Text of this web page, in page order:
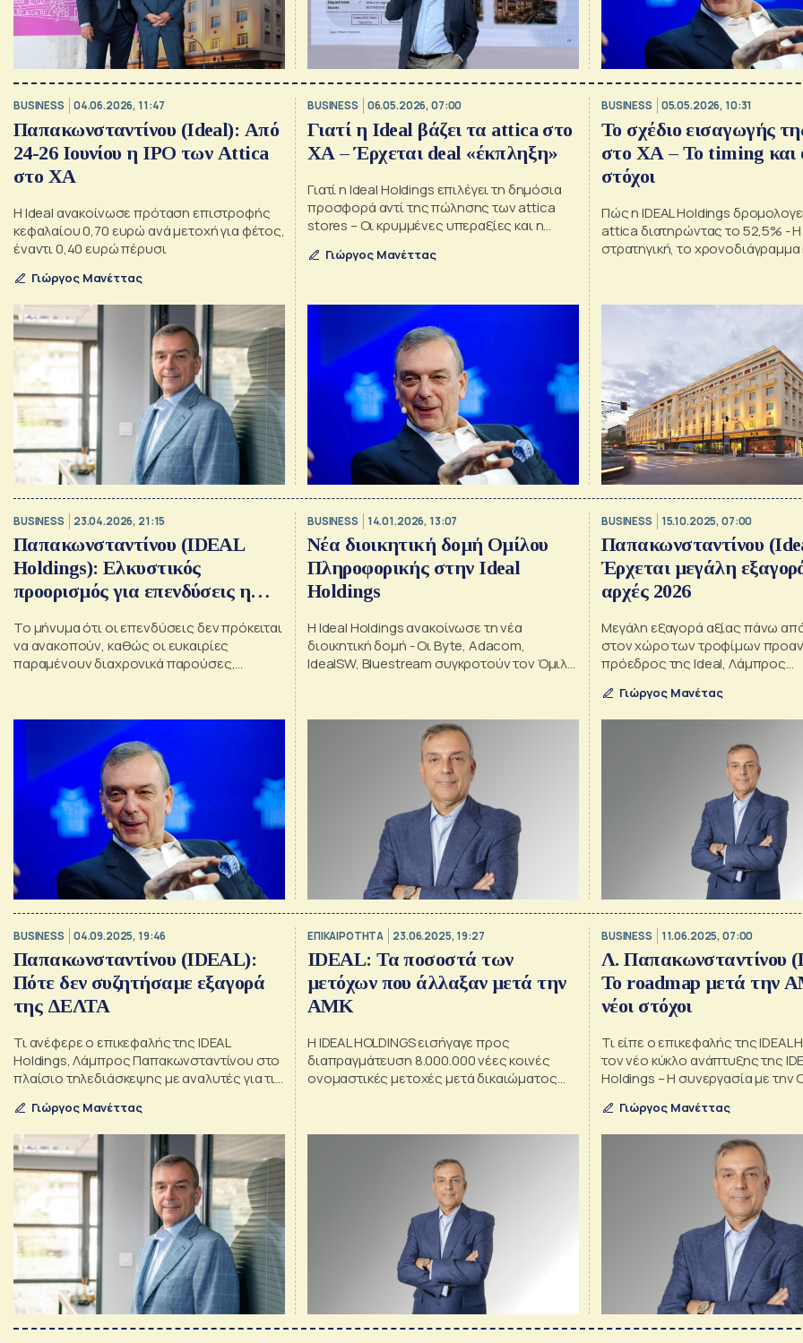
BUSINESS 04.06.2026, 11:47
Παπακωνσταντίνου (Ideal): Από
24-26 Ιουνίου η IPO των Attica
στο ΧΑ
Η Ideal ανακοίνωσε πρόταση επιστροφής
κεφαλαίου 0,70 ευρώ ανά μετοχή για φέτος,
έναντι 0,40 ευρώ πέρυσι
Γιώργος Μανέττας
BUSINESS 06.05.2026, 07:00
Γιατί η Ideal βάζει τα attica στο
ΧΑ – Έρχεται deal «έκπληξη»
Γιατί η Ideal Holdings επιλέγει τη δημόσια
προσφορά αντί της πώλησης των attica
stores – Οι κρυμμένες υπεραξίες και η
Γιώργος Μανέττας
BUSINESS 05.05.2026, 10:31
Το σχέδιο εισαγωγής
στο ΧΑ – Το timing και
στόχοι
Πώς η IDEAL Holdings
attica διατηρώντας το 52,5% - Η
στρατηγική, το χρονοδιάγραμμα
BUSINESS 23.04.2026, 21:15
Παπακωνσταντίνου (IDEAL
Holdings): Ελκυστικός
προορισμός για επενδύσεις η
Το μήνυμα ότι οι επενδύσεις δεν πρόκειται
να ανακοπούν, καθώς οι ευκαιρίες
παραμένουν διαχρονικά παρούσες,
BUSINESS 14.01.2026, 13:07
Νέα διοικητική δομή Ομίλου
Πληροφορικής στην Ideal
Holdings
H Ideal Holdings ανακοίνωσε τη νέα
διοικητική δομή - Οι Byte, Adacom,
IdealSW, Bluestream συγκροτούν τον Όμιλο
BUSINESS 15.10.2025, 07:00
Παπακωνσταντίνου
Έρχεται μεγάλη
αρχές 2026
Μεγάλη εξαγορά αξίας πάνω
στον χώρο των τροφίμων
πρόεδρος της Ideal, Λάμπρος
και Πληροφορική
Γιώργος Μανέτας
BUSINESS 04.09.2025, 19:46
Παπακωνσταντίνου (IDEAL):
Πότε δεν συζητήσαμε εξαγορά
της ΔΕΛΤΑ
Τι ανέφερε ο επικεφαλής της IDEAL
Holdings, Λάμπρος Παπακωνσταντίνου στο
πλαίσιο τηλεδιάσκεψης με αναλυτές για τις
Γιώργος Μανέττας
ΕΠΙΚΑΙΡΟΤΗΤΑ 23.06.2025, 19:27
IDEAL: Τα ποσοστά των
μετόχων που άλλαξαν μετά την
ΑΜΚ
H IDEAL HOLDINGS εισήγαγε προς
διαπραγμάτευση 8.000.000 νέες κοινές
ονομαστικές μετοχές μετά δικαιώματος
BUSINESS 11.06.2025, 07:00
Λ. Παπακωνσταντίνου
Το roadmap μετά την
νέοι στόχοι
Τι είπε ο επικεφαλής της IDEAL
τον νέο κύκλο ανάπτυξης της
Holdings – Η συνεργασία με την
επενδύσεις που δρομολογούνται
Γιώργος Μανέττας